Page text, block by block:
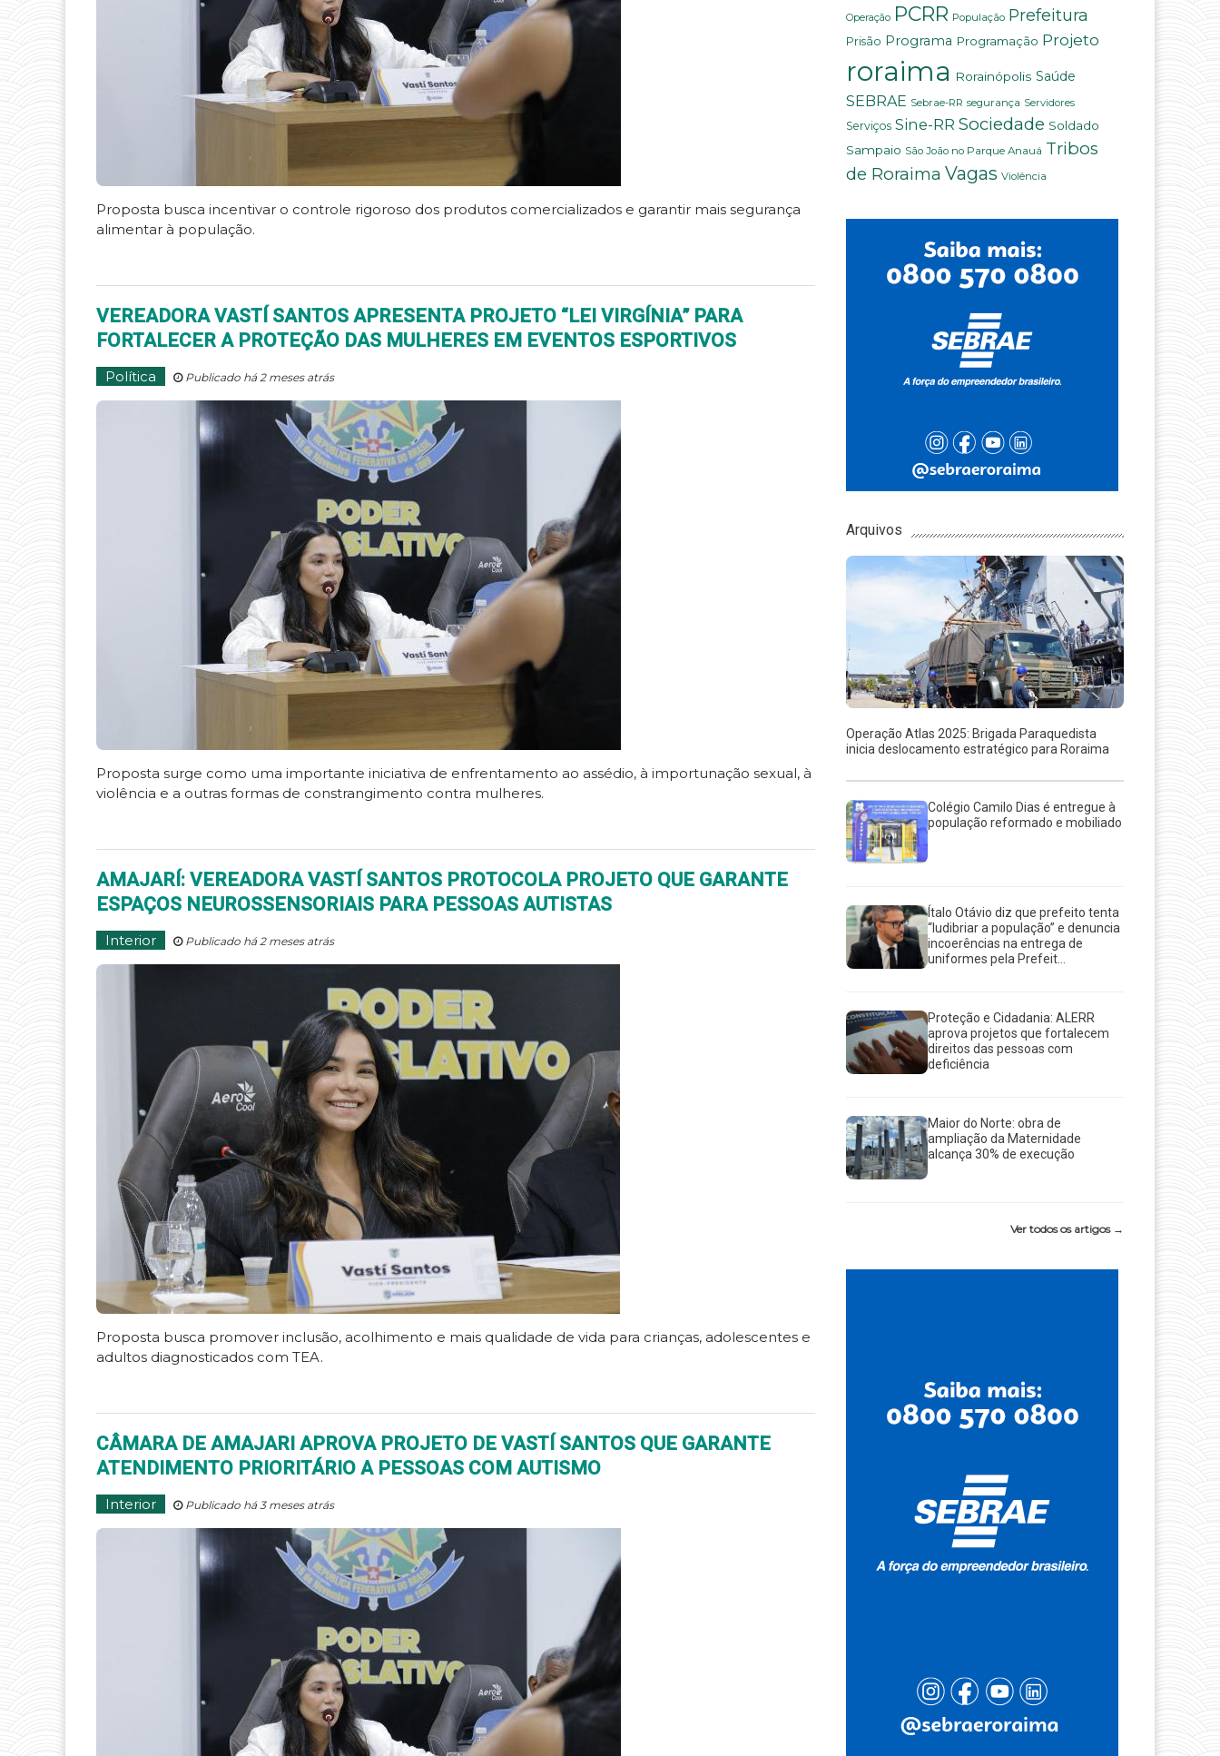
Proposta busca incentivar o controle rigoroso dos produtos comercializados e garantir mais segurança
alimentar à população.
VEREADORA VASTÍ SANTOS APRESENTA PROJETO “LEI VIRGÍNIA” PARA
FORTALECER A PROTEÇÃO DAS MULHERES EM EVENTOS ESPORTIVOS
Política Publicado há 2 meses atrás
Proposta surge como uma importante iniciativa de enfrentamento ao assédio, à importunação sexual, à
violência e a outras formas de constrangimento contra mulheres.
AMAJARÍ: VEREADORA VASTÍ SANTOS PROTOCOLA PROJETO QUE GARANTE
ESPAÇOS NEUROSSENSORIAIS PARA PESSOAS AUTISTAS
Interior Publicado há 2 meses atrás
Proposta busca promover inclusão, acolhimento e mais qualidade de vida para crianças, adolescentes e
adultos diagnosticados com TEA.
CÂMARA DE AMAJARI APROVA PROJETO DE VASTÍ SANTOS QUE GARANTE
ATENDIMENTO PRIORITÁRIO A PESSOAS COM AUTISMO
Interior Publicado há 3 meses atrás
Operação PCRR População Prefeitura
Prisão Programa Programação Projeto
roraima Rorainópolis Saúde
SEBRAE Sebrae-RR segurança Servidores
Serviços Sine-RR Sociedade Soldado
Sampaio São João no Parque Anauá Tribos
de Roraima Vagas Violência
Arquivos
Operação Atlas 2025: Brigada Paraquedista
inicia deslocamento estratégico para Roraima
Colégio Camilo Dias é entregue à
população reformado e mobiliado
Ítalo Otávio diz que prefeito tenta
“ludibriar a população” e denuncia
incoerências na entrega de
uniformes pela Prefeit...
Proteção e Cidadania: ALERR
aprova projetos que fortalecem
direitos das pessoas com
deficiência
Maior do Norte: obra de
ampliação da Maternidade
alcança 30% de execução
Ver todos os artigos →